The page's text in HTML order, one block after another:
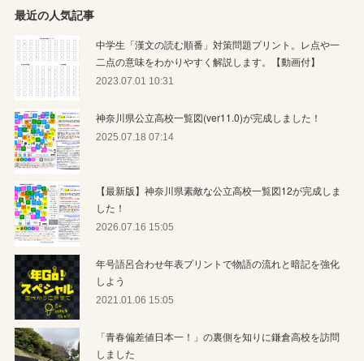
最近の人気記事
中学生「漢文の読む順番」対策問題プリント。レ点や一
二点の意味をわかりやすく解説します。【動画付】
2023.07.01 10:31
神奈川県公立高校一覧図(ver11.0)が完成しました！
2025.07.18 07:14
【最新版】神奈川県素敵な公立高校一覧図12が完成しま
した！
2026.07.16 15:05
年号語呂合わせ年表プリントで物語の流れと暗記を強化
しよう
2021.01.06 15:05
「青春偏差値日本一！」の裏側を知りに鎌倉高校を訪問
しました